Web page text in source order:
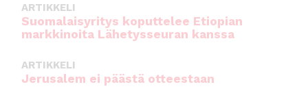
ARTIKKELI
Suomalaisyritys koputtelee Etiopian
markkinoita Lähetysseuran kanssa
ARTIKKELI
Jerusalem ei päästä otteestaan